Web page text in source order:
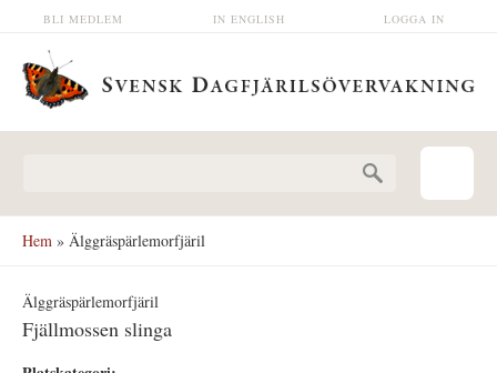
Hoppa till huvudinnehåll LOGGA IN
IN ENGLISH
BLI MEDLEM
Hem » Älggräspärlemorfjäril
Älggräspärlemorfjäril
Fjällmossen slinga